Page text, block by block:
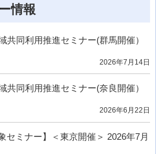
情報
共同利用推進セミナー(群馬開催）
2026年7月14日
共同利用推進セミナー(奈良開催）
2026年6月22日
セミナー】＜東京開催＞ 2026年7月